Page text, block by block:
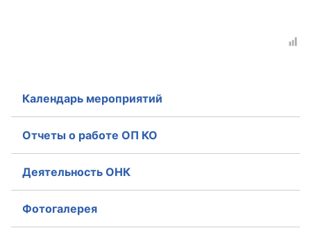
Календарь мероприятий
Отчеты о работе ОП КО
Деятельность ОНК
Фотогалерея